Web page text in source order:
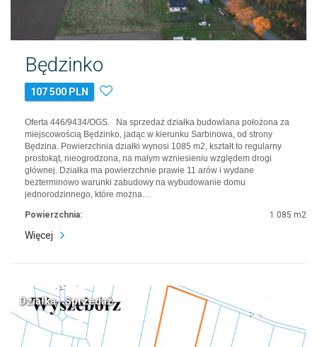
Będzinko
107 500 PLN
Oferta 446/9434/OGS. Na sprzedaż działka budowlana położona za
miejscowością Będzinko, jadąc w kierunku Sarbinowa, od strony
Będzina. Powierzchnia działki wynosi 1085 m2, kształt to regularny
prostokąt, nieogrodzona, na małym wzniesieniu względem drogi
głównej. Działka ma powierzchnie prawie 11 arów i wydane
bezterminowo warunki zabudowy na wybudowanie domu
jednorodzinnego, które można…
Powierzchnia: 1 085 m2
Więcej
Działka · Sprzedaż